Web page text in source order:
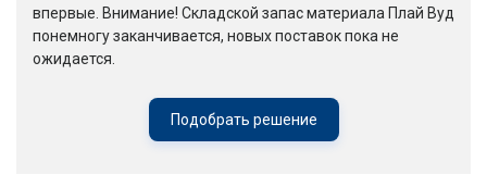
впервые. Внимание! Складской запас материала Плай Вуд
понемногу заканчивается, новых поставок пока не
ожидается.
Подобрать решение